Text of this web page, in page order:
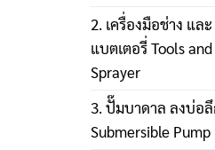
2. เครื่องมือช่าง แล
แบตเตอรี่ Tools
Sprayer
3. ปั๊มบาดาล ลงบ่อ
Submersible Pump